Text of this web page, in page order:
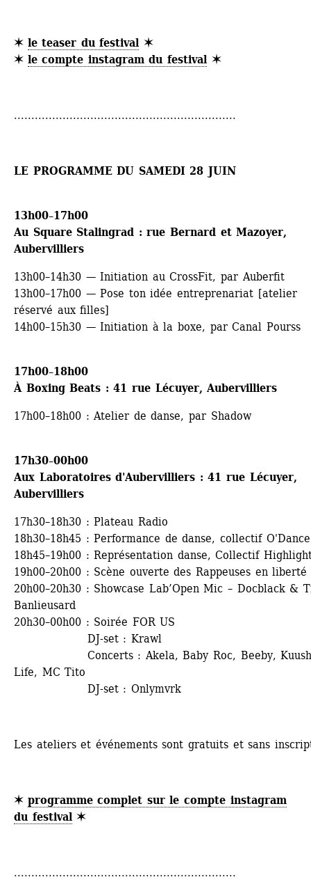
✶ le teaser du festival✶
✶ le compte instagram du festival✶
................................................................
LE PROGRAMME DU SAMEDI 28 JUIN
13h00–17h00
Au Square Stalingrad : rue Bernard et Mazoyer,
Aubervilliers
13h00–14h30 — Initiation au CrossFit, par Auberfit
13h00–17h00 — Pose ton idée entreprenariat [atelier
réservé aux filles]
14h00–15h30 — Initiation à la boxe, par Canal Pourss
17h00–18h00
À Boxing Beats : 41 rue Lécuyer, Aubervilliers
17h00–18h00 : Atelier de danse, par Shadow
17h30–00h00
Aux Laboratoires d'Aubervilliers : 41 rue Lécuyer,
Aubervilliers
17h30–18h30 : Plateau Radio
18h30–18h45 : Performance de danse, collectif O'Dance
18h45–19h00 : Représentation danse, Collectif
19h00–20h00 : Scène ouverte des Rappeuses en liberté
20h00–20h30 : Showcase Lab’Open Mic – Docblack &
Banlieusard
20h30–00h00 : Soirée FOR US
DJ-set : Krawl
Concerts : Akela, Baby Roc, Beeby,
Life, MC Tito
DJ-set : Onlymvrk
Les ateliers et événements sont gratuits et sans
✶ programme complet sur le compte instagram
du festival✶
................................................................